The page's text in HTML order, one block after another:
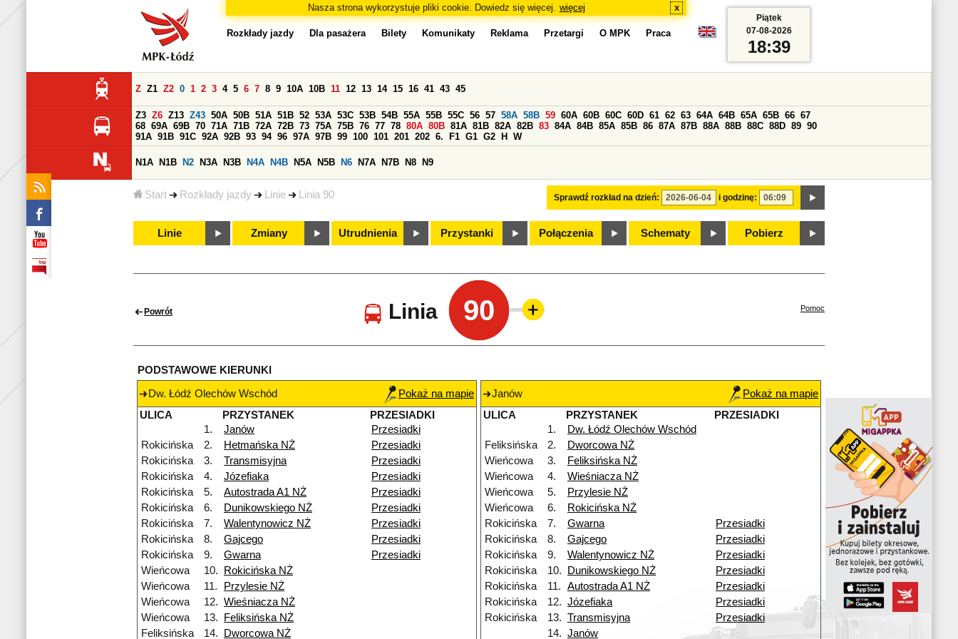
Nasza strona wykorzystuje pliki cookie. Dowiedz się więcej. więcej x
Start Rozkłady jazdy Linie Linia 90
Rozkłady jazdy Dla pasażera Bilety Komunikaty Reklama Przetargi O MPK Praca
Sprawdź rozkład na dzień: i godzinę:
Z Z1 Z2 0 1 2 3 4 5 6 7 8 9 10A 10B 11 12 13 14 15 16 41 43 45
Z3 Z6 Z13 Z43 50A 50B 51A 51B 52 53A 53C 53B 54B 55A 55B 55C 56 57 58A 58B 59 60A 60B 60C 60D 61 62 63 64A 64B 65A 65B 66 67
68 69A 69B 70 71A 71B 72A 72B 73 75A 75B 76 77 78 80A 80B 81A 81B 82A 82B 83 84A 84B 85A 85B 86 87A 87B 88A 88B 88C 88D 89 90
91A 91B 91C 92A 92B 93 94 96 97A 97B 99 100 101 201 202 6. F1 G1 G2 H W
N1A N1B N2 N3A N3B N4A N4B N5A N5B N6 N7A N7B N8 N9
Linie Zmiany Utrudnienia Przystanki Połączenia Schematy Pobierz
Piątek
07-08-2026
18:39
Powrót Linia 90 Pomoc
PODSTAWOWE KIERUNKI
Dw. Łódź Olechów Wschód
Pokaż na mapie
ULICA
PRZYSTANEK
PRZESIADKI
1.
Janów
Przesiadki
Rokicińska
2. Hetmańska NŻ
Przesiadki
Rokicińska
3. Transmisyjna
Przesiadki
Rokicińska
4. Józefiaka
Przesiadki
Rokicińska
5. Autostrada A1 NŻ
Przesiadki
Rokicińska
6. Dunikowskiego NŻ
Przesiadki
Rokicińska
7. Walentynowicz NŻ
Przesiadki
Rokicińska
8. Gajcego
Przesiadki
Rokicińska
9. Gwarna
Przesiadki
Wieńcowa
10.
Rokicińska NŻ
Wieńcowa
11.
Przylesie NŻ
Wieńcowa
12. Wieśniacza NŻ
Wieńcowa
13.
Feliksińska NŻ
Feliksińska
14. Dworcowa NŻ
Janów
Pokaż na mapie
ULICA
PRZYSTANEK
PRZESIADKI
1.
Dw. Łódź Olechów Wschód
Feliksińska
2.
Dworcowa NŻ
Wieńcowa
3.
Feliksińska NŻ
Wieńcowa
4.
Wieśniacza NŻ
Wieńcowa
5.
Przylesie NŻ
Wieńcowa
6.
Rokicińska NŻ
Rokicińska
7. Gwarna
Przesiadki
Rokicińska
8. Gajcego
Przesiadki
Rokicińska
9. Walentynowicz NŻ
Przesiadki
Rokicińska
10. Dunikowskiego NŻ
Przesiadki
Rokicińska
11. Autostrada A1 NŻ
Przesiadki
Rokicińska
12. Józefiaka
Przesiadki
Rokicińska
13. Transmisyjna
Przesiadki
14. Janów